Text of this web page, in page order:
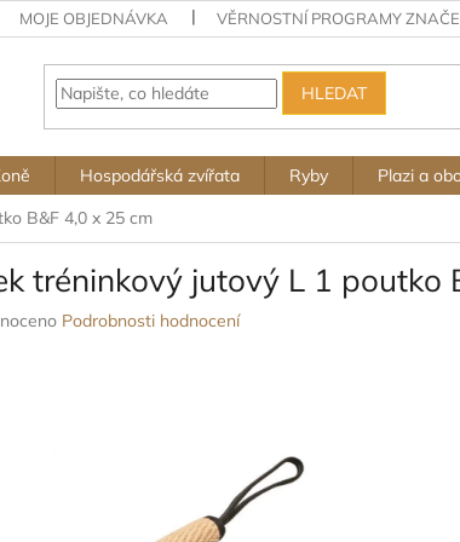
MOJE OBJEDNÁVKA VĚRNOSTNÍ PROGRAMY
HLEDAT
Hospodářská zvířata Ryby Plazi a
B&F 4,0 x 25 cm
tréninkový jutový L 1 poutko
Podrobnosti hodnocení